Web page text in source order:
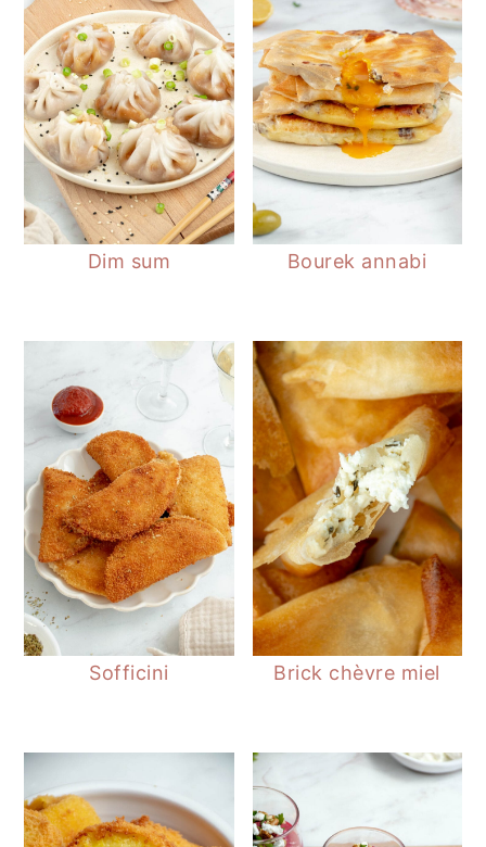
Dim sum Bourek annabi
Sofficini Brick chèvre miel